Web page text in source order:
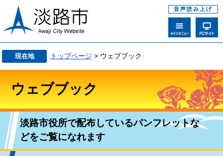
音声読み上げ
現在地 トップページ > ウェブブック
ウェブブック
淡路市役所で配布しているパンフレットな
どをご覧になれます